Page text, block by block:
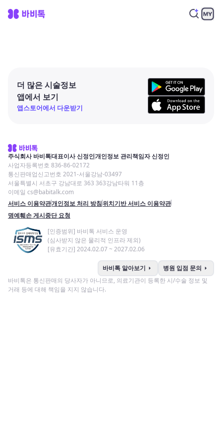
더 많은 시술정보
앱에서 보기
앱스토어에서 다운받기
주식회사 바비톡대표이사 신정인개인정보 관리책임자 신정인
사업자등록번호 836-86-02172
통신판매업신고번호 2021-서울강남-03497
서울특별시 서초구 강남대로 363 363강남타워 11층
이메일 cs@babitalk.com
서비스 이용약관개인정보 처리 방침위치기반 서비스 이용약관
명예훼손 게시중단 요청
[인증범위] 바비톡 서비스 운영
(심사받지 않은 물리적 인프라 제외)
[유효기간] 2024.02.07 ~ 2027.02.06
바비톡 알아보기 arrow_right 병원 입점 문의 arrow_right
바비톡은 통신판매의 당사자가 아니므로, 의료기관이 등록한 시/수술 정보 및
거래 등에 대해 책임을 지지 않습니다.